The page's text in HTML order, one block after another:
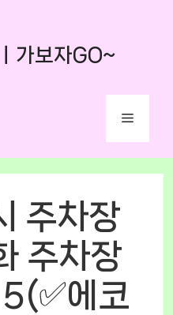
가보자GO~
Menu
주차장
주차장
에코